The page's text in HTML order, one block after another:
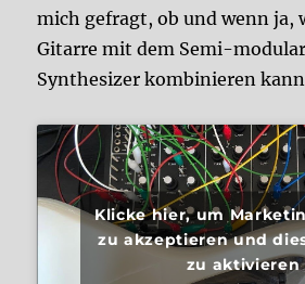
mich gefragt, ob und wenn ja,
Gitarre mit dem Semi-
Synthesizer kombinieren
Klicke hier, um
zu akzeptieren und
zu aktivieren